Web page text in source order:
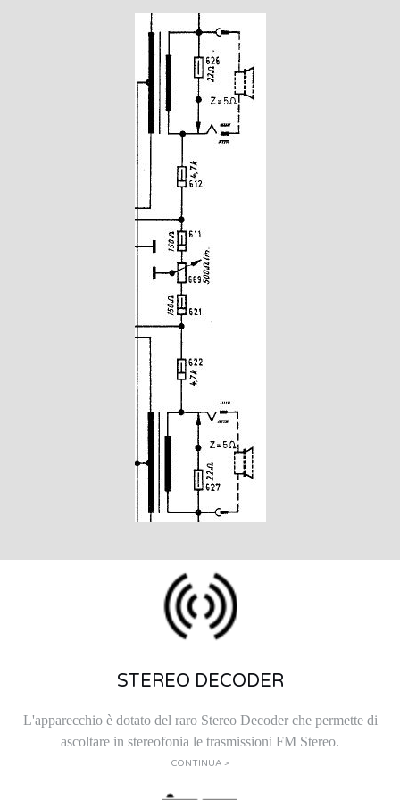
STEREO DECODER
L'apparecchio è dotato del raro Stereo Decoder che permette di
ascoltare in stereofonia le trasmissioni FM Stereo.
CONTINUA >